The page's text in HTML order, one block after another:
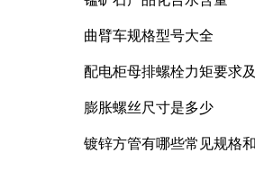
曲臂车规格型号大全
配电柜母排螺栓力矩要求
膨胀螺丝尺寸是多少
镀锌方管有哪些常见规格